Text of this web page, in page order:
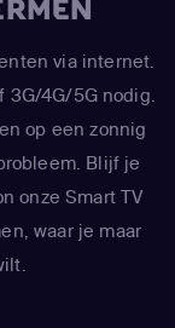
via internet.
3G/4G/5G nodig.
op een zonnig
Blijf je
onze Smart TV
waar je maar